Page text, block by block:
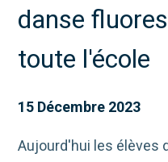
danse
toute l'école
15 Décembre 2023
Aujourd'hui les élèves